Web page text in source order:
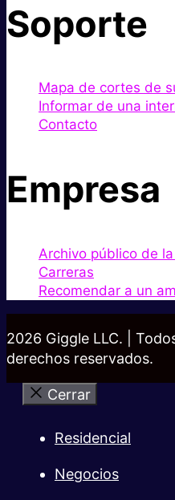
Soporte
Mapa de cortes de
Informar de una
Contacto
Empresa
Archivo público de la
Carreras
Recomendar a un
2026 Giggle LLC. |
derechos reservados.
Cerrar
Residencial
Negocios